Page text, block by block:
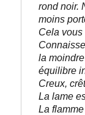
rond noir.
moins
Cela vous
la
équilibre
Creux,
La lame
La